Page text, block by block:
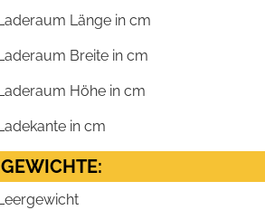
Länge in cm
Breite in cm
Höhe in cm
in cm
GEWICHTE: